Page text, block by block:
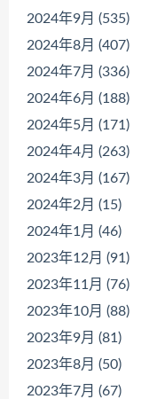
2024年9月 (535)
2024年8月 (407)
2024年7月 (336)
2024年6月 (188)
2024年5月 (171)
2024年4月 (263)
2024年3月 (167)
2024年2月 (15)
2024年1月 (46)
2023年12月 (91)
2023年11月 (76)
2023年10月 (88)
2023年9月 (81)
2023年8月 (50)
2023年7月 (67)